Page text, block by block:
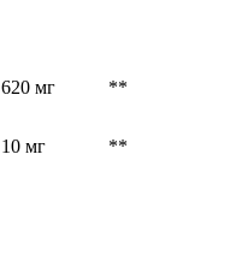
620 мг **
10 мг
**